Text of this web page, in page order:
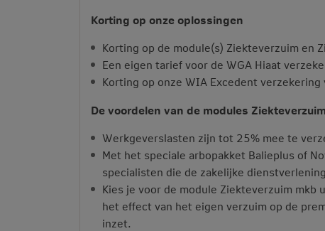
Korting op onze oplossingen
Korting op de module(s) Ziekteverzuim en
Een eigen tarief voor de WGA Hiaat
Korting op onze WIA Excedent verzekering
De voordelen van de modules
Werkgeverslasten zijn tot 25% mee te
Met het speciale arbopakket Balieplus of
specialisten die de zakelijke
Kies je voor de module Ziekteverzuim
het effect van het eigen verzuim op de
inzet.